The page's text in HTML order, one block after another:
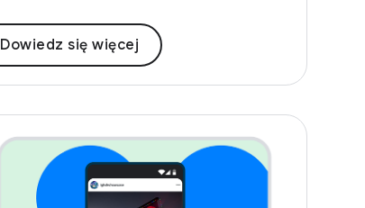
Dowiedz się więcej